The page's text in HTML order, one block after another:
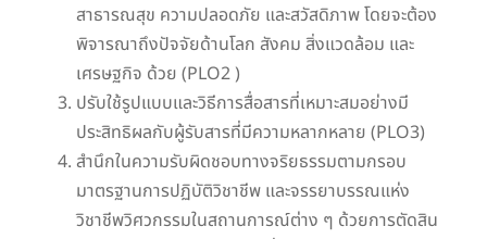
สาธารณสุข ความปลอดภัย และสวัสดิภาพ โดยจะต้อง
พิจารณาถึงปัจจัยด้านโลก สังคม สิ่งแวดล้อม และ
เศรษฐกิจ ด้วย (PLO2 )
ปรับใช้รูปแบบและวิธีการสื่อสารที่เหมาะสมอย่างมี
ประสิทธิผลกับผู้รับสารที่มีความหลากหลาย (PLO3)
สำนึกในความรับผิดชอบทางจริยธรรมตามกรอบ
มาตรฐานการปฏิบัติวิชาชีพ และจรรยาบรรณแห่ง
วิชาชีพวิศวกรรมในสถานการณ์ต่าง ๆ ด้วยการตัดสิน